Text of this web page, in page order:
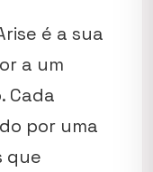
é a sua
a um
Cada
por uma
que